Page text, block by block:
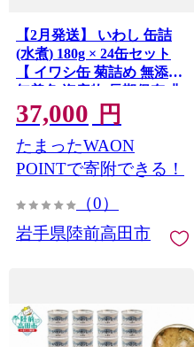
【2月発送】 いわし 缶詰
(水煮) 180g × 24缶セット
【 イワシ缶 菊詰め 無添加
無着色 海産物 長期保存 非
常食 国産 防災グッズ 】
RT911-24
37,000 円
たまったWAON
POINTで寄附できる！
（0）
岩手県陸前高田市